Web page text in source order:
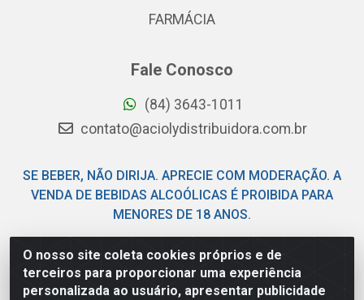
O nosso site coleta cookies próprios e de
terceiros para proporcionar uma experiência
personalizada ao usuário, apresentar publicidade
FARMÁCIA
Fale Conosco
(84) 3643-1011
contato@aciolydistribuidora.com.br
SE BEBER, NÃO DIRIJA. APRECIE COM MODERAÇÃO. A
VENDA DE BEBIDAS ALCOÓLICAS É PROIBIDA PARA
MENORES DE 18 ANOS.
Acioly Distribuidora - Av Piloto Pereira Tim - Parque de
Exposições - Parnamirim/RN - CEP 59146-480 - CNPJ